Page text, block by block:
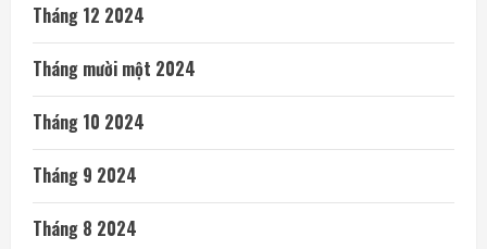
Tháng 12 2024
Tháng mười một 2024
Tháng 10 2024
Tháng 9 2024
Tháng 8 2024